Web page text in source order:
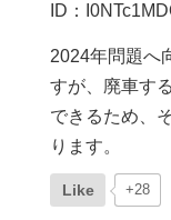
ID：
2024年問題へ
すが、廃車す
できるため、
ります。
Like +28